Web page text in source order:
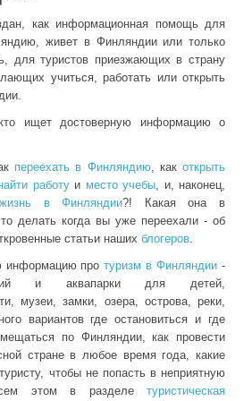
как информационная помощь для
живет в Финляндии или только
для туристов приезжающих в страну
учиться, работать или открыть
ищет достоверную информацию о
переехать в Финляндию, какоткрыть
работуи место учебы, и, наконец,
жизнь в Финляндии?! Какая она в
делать когда вы уже переехали - об
статьи наших блогеров.
информацию протуризм в Финляндии -
и аквапарки для детей,
музеи, замки, озера, острова, реки,
вариантов где остановиться и где
по Финляндии, как провести
стране в любое время года, какие
чтобы не попасть в неприятную
этом в разделе туристическая